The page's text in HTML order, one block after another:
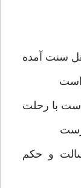
سنت آمده
با رحلت
و حكم